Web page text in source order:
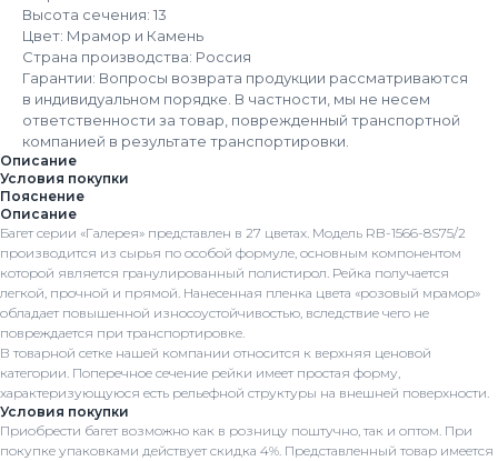
Высота сечения: 13
Цвет: Мрамор и Камень
Страна производства: Россия
Гарантии: Вопросы возврата продукции рассматриваются
в индивидуальном порядке. В частности, мы не несем
ответственности за товар, поврежденный транспортной
компанией в результате транспортировки.
Описание
Условия покупки
Пояснение
Описание
Багет серии «Галерея» представлен в 27 цветах. Модель RB-1566-8S75/2
производится из сырья по особой формуле, основным компонентом
которой является гранулированный полистирол. Рейка получается
легкой, прочной и прямой. Нанесенная пленка цвета «розовый мрамор»
обладает повышенной износоустойчивостью, вследствие чего не
повреждается при транспортировке.
В товарной сетке нашей компании относится к верхняя ценовой
категории. Поперечное сечение рейки имеет простая форму,
характеризующуюся есть рельефной структуры на внешней поверхности.
Условия покупки
Приобрести багет возможно как в розницу поштучно, так и оптом. При
покупке упаковками действует скидка 4%. Представленный товар имеется